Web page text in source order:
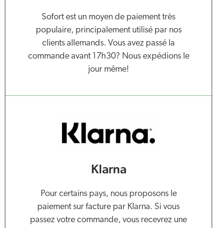
Sofort est un moyen de paiement très
populaire, principalement utilisé par nos
clients allemands. Vous avez passé la
commande avant 17h30? Nous expédions le
jour même!
Klarna
Pour certains pays, nous proposons le
paiement sur facture par Klarna. Si vous
passez votre commande, vous recevrez une